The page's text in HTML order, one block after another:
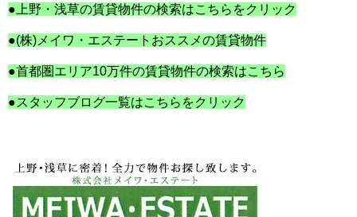
●上野・浅草の賃貸物件の検索はこちらをクリック
●(株)メイワ・エステートおススメの賃貸物件
●首都圏エリア10万件の賃貸物件の検索はこちら
●スタッフブログ一覧はこちらをクリック